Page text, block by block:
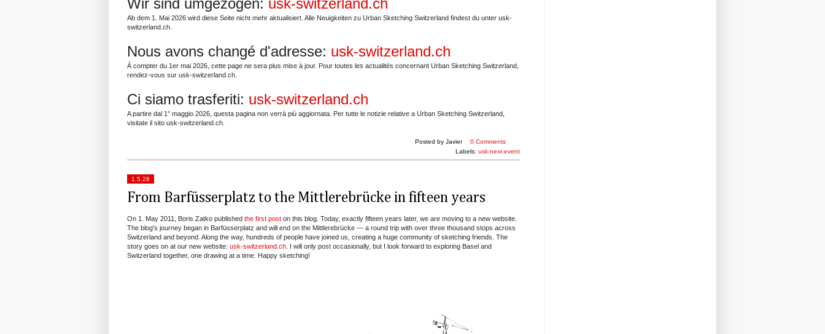
Ab dem 1. Mai 2026 wird diese Seite nicht mehr aktualisiert. Alle Neuigkeiten zu Urban Sketching Switzerland findest du unter usk-
switzerland.ch.
Nous avons changé d'adresse: usk-switzerland.ch
À compter du 1er mai 2026, cette page ne sera plus mise à jour. Pour toutes les actualités concernant Urban Sketching Switzerland,
rendez-vous sur usk-switzerland.ch.
Ci siamo trasferiti: usk-switzerland.ch
A partire dal 1° maggio 2026, questa pagina non verrà più aggiornata. Per tutte le notizie relative a Urban Sketching Switzerland,
visitate il sito usk-switzerland.ch.
Posted by Javier
0 Comments
Labels: usk-next-event
1.5.26
From Barfüsserplatz to the Mittlerebrücke in fifteen years
On 1. May 2011, Boris Zatko published the first post on this blog. Today, exactly fifteen years later, we are moving to a new website.
The blog's journey began in Barfüsserplatz and will end on the Mittlerebrücke — a round trip with over three thousand stops across
Switzerland and beyond. Along the way, hundreds of people have joined us, creating a huge community of sketching friends. The
story goes on at our new website: usk-switzerland.ch . I will only post occasionally, but I look forward to exploring Basel and
Switzerland together, one drawing at a time. Happy sketching!